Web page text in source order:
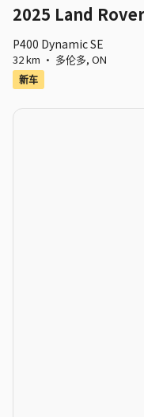
2025 Land
P400 Dynamic SE
32 km · 多伦多, ON
新车